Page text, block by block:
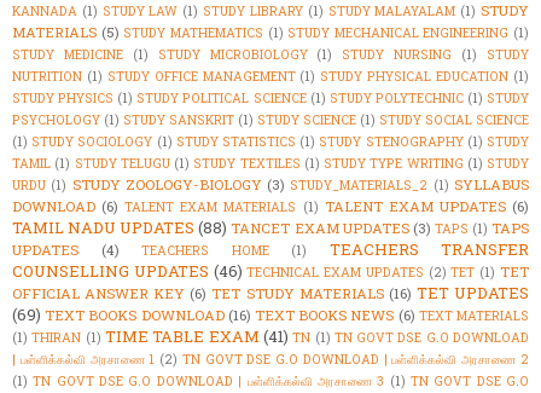
KANNADA (1) STUDY LAW (1) STUDY LIBRARY (1) STUDY MALAYALAM (1) STUDY
MATERIALS (5) STUDY MATHEMATICS (1) STUDY MECHANICAL ENGINEERING (1)
STUDY MEDICINE
(1) STUDY MICROBIOLOGY (1) STUDY NURSING (1)
STUDY
NUTRITION (1) STUDY OFFICE MANAGEMENT (1) STUDY PHYSICAL EDUCATION (1)
STUDY PHYSICS (1) STUDY POLITICAL SCIENCE (1) STUDY POLYTECHNIC (1) STUDY
PSYCHOLOGY (1) STUDY SANSKRIT (1) STUDY SCIENCE (1) STUDY SOCIAL SCIENCE
(1) STUDY SOCIOLOGY (1) STUDY STATISTICS (1) STUDY STENOGRAPHY (1) STUDY
TAMIL (1) STUDY TELUGU (1) STUDY TEXTILES (1) STUDY TYPE WRITING (1) STUDY
URDU (1) STUDY ZOOLOGY-BIOLOGY (3) STUDY_MATERIALS_2 (1) SYLLABUS
DOWNLOAD (6) TALENT EXAM MATERIALS (1) TALENT EXAM UPDATES (6)
TAMIL NADU UPDATES (88) TANCET EXAM UPDATES (3) TAPS (1) TAPS
UPDATES
(4) TEACHERS HOME (1)
TEACHERS TRANSFER
COUNSELLING UPDATES (46) TECHNICAL EXAM UPDATES (2) TET (1) TET
OFFICIAL ANSWER KEY (6) TET STUDY MATERIALS (16) TET UPDATES
(69) TEXT BOOKS DOWNLOAD (16) TEXT BOOKS NEWS (6) TEXT MATERIALS
(1) THIRAN (1) TIME TABLE EXAM (41) TN (1) TN GOVT DSE G.O DOWNLOAD
| பள்ளிக்கல்வி அரசாணை 1 (2) TN GOVT DSE G.O DOWNLOAD | பள்ளிக்கல்வி அரசாணை 2
(1) TN GOVT DSE G.O DOWNLOAD | பள்ளிக்கல்வி அரசாணை 3 (1) TN GOVT DSE G.O